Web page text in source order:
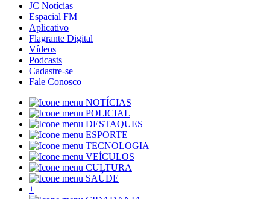
JC Notícias
Espacial FM
Aplicativo
Flagrante Digital
Vídeos
Podcasts
Cadastre-se
Fale Conosco
NOTÍCIAS
POLICIAL
DESTAQUES
ESPORTE
TECNOLOGIA
VEÍCULOS
CULTURA
SAÚDE
+